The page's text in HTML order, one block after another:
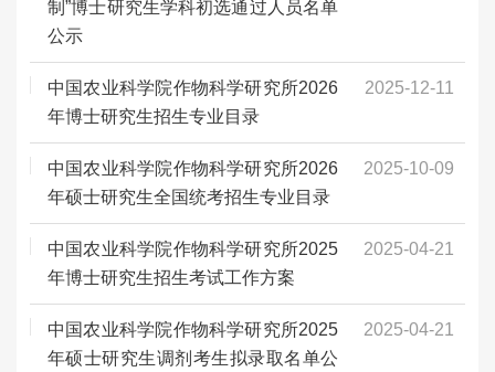
制”博士研究生学科初选通过人员名单
公示
中国农业科学院作物科学研究所2026
年博士研究生招生专业目录
2025-12-11
中国农业科学院作物科学研究所2026
年硕士研究生全国统考招生专业目录
2025-10-09
中国农业科学院作物科学研究所2025
年博士研究生招生考试工作方案
2025-04-21
中国农业科学院作物科学研究所2025
年硕士研究生调剂考生拟录取名单公
2025-04-21